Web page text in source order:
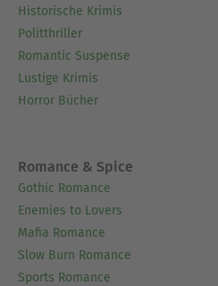
Historische Krimis
Politthriller
Romantic Suspense
Lustige Krimis
Horror Bücher
Romance & Spice
Gothic Romance
Enemies to Lovers
Mafia Romance
Slow Burn Romance
Sports Romance